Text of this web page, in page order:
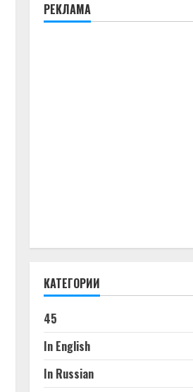
РЕКЛАМА
КАТЕГОРИИ
45
In English
In Russian